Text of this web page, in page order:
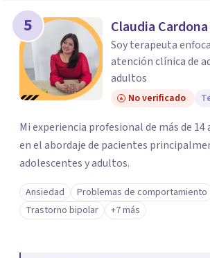
5 Claudia Cardona
Soy terapeuta
atención clínica de
adultos
No verificado
Mi experiencia profesional de más de 14
en el abordaje de pacientes
adolescentes y adultos.
Ansiedad
Problemas de comportamiento
Trastorno bipolar
+7 más